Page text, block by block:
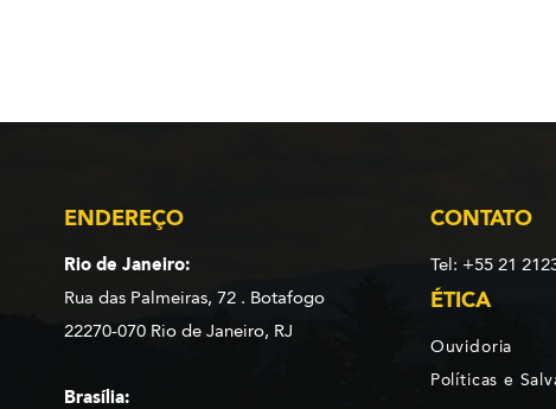
ENDEREÇO
Rio de Janeiro:
Rua das Palmeiras, 72 . Botafogo
22270-070 Rio de Janeiro, RJ
Brasília:
CONTATO
Tel: +55 21
ÉTICA
Ouvidoria
Políticas e